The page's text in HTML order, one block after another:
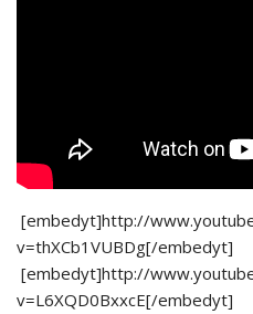
[embedyt]http://
v=thXCb1VUBDg[/embedyt]
[embedyt]http://
v=L6XQD0BxxcE[/embedyt]